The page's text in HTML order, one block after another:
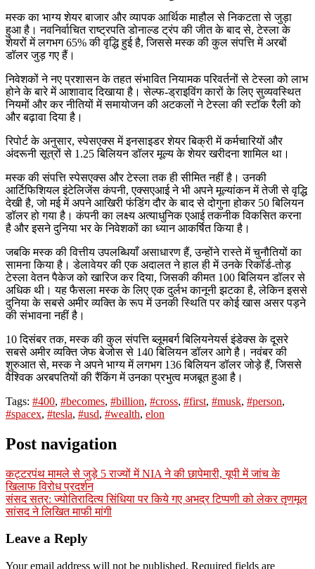
मस्क का भाग्य शेयर बाजार और व्यापक आर्थिक माहौल से निकटता से जुड़ा
हुआ है। नवनिर्वाचित राष्ट्रपति डोनाल्ड ट्रंप की जीत के बाद से, टेस्ला के
शेयरों में लगभग 65% की वृद्धि हुई है, जिससे मस्क की कुल संपत्ति में अरबों
डॉलर जुड़ गए हैं।
निवेशकों ने नए प्रशासन के तहत संभावित नियामक परिवर्तनों से टेस्ला को लाभ
होने के बारे में आशावाद दिखाया है। सेल्फ-ड्राइविंग कारों के लिए सुव्यवस्थित
नियमों और कर नीतियों में समायोजन की अटकलों ने टेस्ला की स्टॉक रैली को
और बढ़ावा दिया है।
रिपोर्ट के अनुसार, स्पेसएक्स में इनसाइडर शेयर बिक्री में कर्मचारियों और
अंदरूनी सूत्रों से 1.25 बिलियन डॉलर मूल्य के शेयर खरीदना शामिल था।
मस्क की संपत्ति स्पेसएक्स और टेस्ला तक ही सीमित नहीं है। उनकी
आर्टिफिशियल इंटेलिजेंस कंपनी, एक्सएआई ने भी अपने मूल्यांकन में तेजी से वृद्धि
देखी है, जो मई में अपने आखिरी फंडिंग दौर के बाद से दोगुना होकर 50 बिलियन
डॉलर हो गया है। कंपनी का लक्ष्य अत्याधुनिक एआई तकनीक विकसित करना
है और इसने दुनिया भर के निवेशकों का ध्यान आकर्षित किया है।
जबकि मस्क की वित्तीय उपलब्धियाँ असाधारण हैं, उन्होंने रास्ते में चुनौतियों का
सामना किया है। डेलावेयर की एक अदालत ने हाल ही में उनके रिकॉर्ड-तोड़
टेस्ला वेतन पैकेज को खारिज कर दिया, जिसकी कीमत 100 बिलियन डॉलर से
अधिक थी। यह फैसला मस्क के लिए एक दुर्लभ कानूनी झटका है, लेकिन इससे
दुनिया के सबसे अमीर व्यक्ति के रूप में उनकी स्थिति पर कोई खास असर पड़ने
की संभावना नहीं है।
10 दिसंबर तक, मस्क की कुल संपत्ति ब्लूमबर्ग बिलियनेयर्स इंडेक्स के दूसरे
सबसे अमीर व्यक्ति जेफ बेजोस से 140 बिलियन डॉलर आगे है। नवंबर की
शुरुआत से, मस्क ने अपने भाग्य में लगभग 136 बिलियन डॉलर जोड़े हैं, जिससे
वैश्विक अरबपतियों की रैंकिंग में उनका प्रभुत्व मजबूत हुआ है।
Tags: #400, #becomes, #billion, #cross, #first, #musk, #person,
#spacex, #tesla, #usd, #wealth, elon
Post navigation
कट्टरपंथ मामले से जुड़े 5 राज्यों में NIA ने की छापेमारी, यूपी में जांच के
खिलाफ विरोध प्रदर्शन
संसद सत्र: ज्योतिरादित्य सिंधिया पर किये गए अभद्र टिप्पणी को लेकर तृणमूल
सांसद ने लिखित माफी मांगी
Leave a Reply
Your email address will not be published. Required fields are